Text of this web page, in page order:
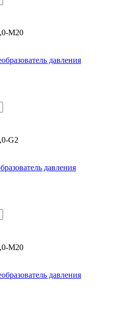
M20
давления
G2
давления
M20
давления